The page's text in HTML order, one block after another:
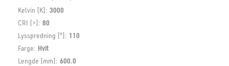
Kelvin [K]: 3000
CRI [>]: 80
Lysspredning [°]: 110
Farge: Hvit
Lengde [mm]: 600.0